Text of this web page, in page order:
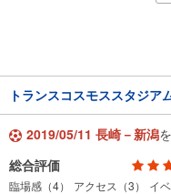
トランスコスモススタジア
2019/05/11 長崎－新潟
総合評価
臨場感（4） アクセス（3） イ